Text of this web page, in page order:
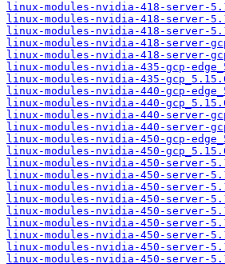
linux-modules-nvidia-418-server-
linux-modules-nvidia-418-server-
linux-modules-nvidia-418-server-
linux-modules-nvidia-418-server-
linux-modules-nvidia-418-server-
linux-modules-nvidia-435-gcp-
linux-modules-nvidia-435-
linux-modules-nvidia-440-gcp-
linux-modules-nvidia-440-
linux-modules-nvidia-440-server-
linux-modules-nvidia-440-server-
linux-modules-nvidia-450-gcp-
linux-modules-nvidia-450-
linux-modules-nvidia-450-server-
linux-modules-nvidia-450-server-
linux-modules-nvidia-450-server-
linux-modules-nvidia-450-server-
linux-modules-nvidia-450-server-
linux-modules-nvidia-450-server-
linux-modules-nvidia-450-server-
linux-modules-nvidia-450-server-
linux-modules-nvidia-450-server-